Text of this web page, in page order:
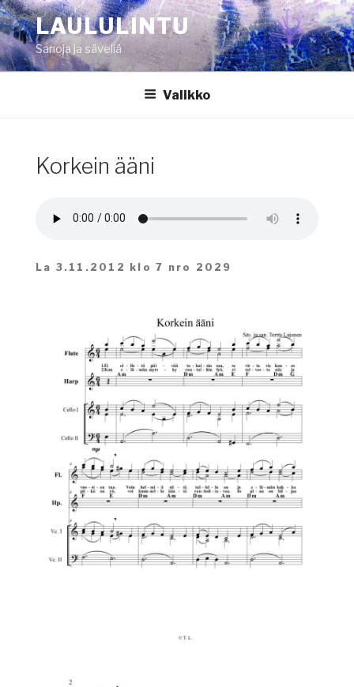
Siirry
sisältöönLAULULINTU
Sanoja ja säveliä
Valikko
Korkein ääni
La 3.11.2012 klo 7 nro 2029